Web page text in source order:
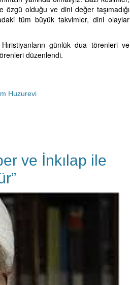
özgü olduğu ve dini değer taşımadığı
tüm büyük takvimler, dini olaylar
günlük dua törenleri ve
düzenlendi.
Huzurevi
ve İnkılap ile